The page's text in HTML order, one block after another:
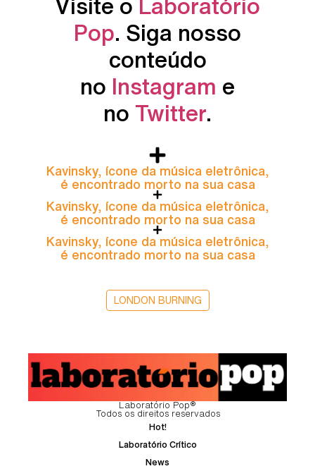
Visite o
Laboratório
Pop. Siga nosso
conteúdo
no Instagram e
no Twitter.
Kavinsky, ícone da música eletrônica,
é encontrado morto na sua casa
Kavinsky, ícone da música eletrônica,
é encontrado morto na sua casa
Kavinsky, ícone da música eletrônica,
é encontrado morto na sua casa
LONDON BURNING
Laboratório Pop®
Todos os direitos reservados
Hot!
Laboratório Crítico
News